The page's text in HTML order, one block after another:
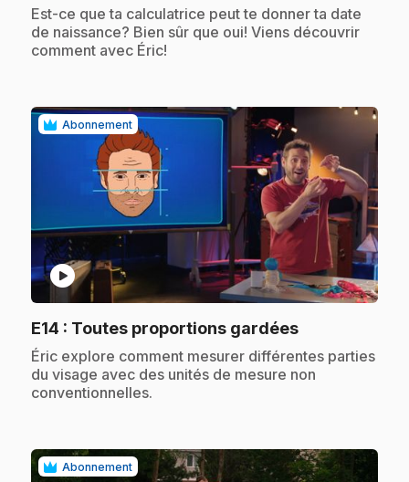
.Est-ce que ta calculatrice peut te donner ta date
de naissance? Bien sûr que oui! Viens découvrir
comment avec Éric!
Abonnement
play_circle
E14 : Toutes proportions gardées.
.Éric explore comment mesurer différentes parties
du visage avec des unités de mesure non
conventionnelles.
Abonnement